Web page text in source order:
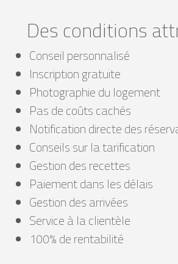
Des conditions
Conseil personnalisé
Inscription gratuite
Photographie du logement
Pas de coûts cachés
Notification directe des
Conseils sur la tarification
Gestion des recettes
Paiement dans les délais
Gestion des arrivées
Service à la clientèle
100% de rentabilité